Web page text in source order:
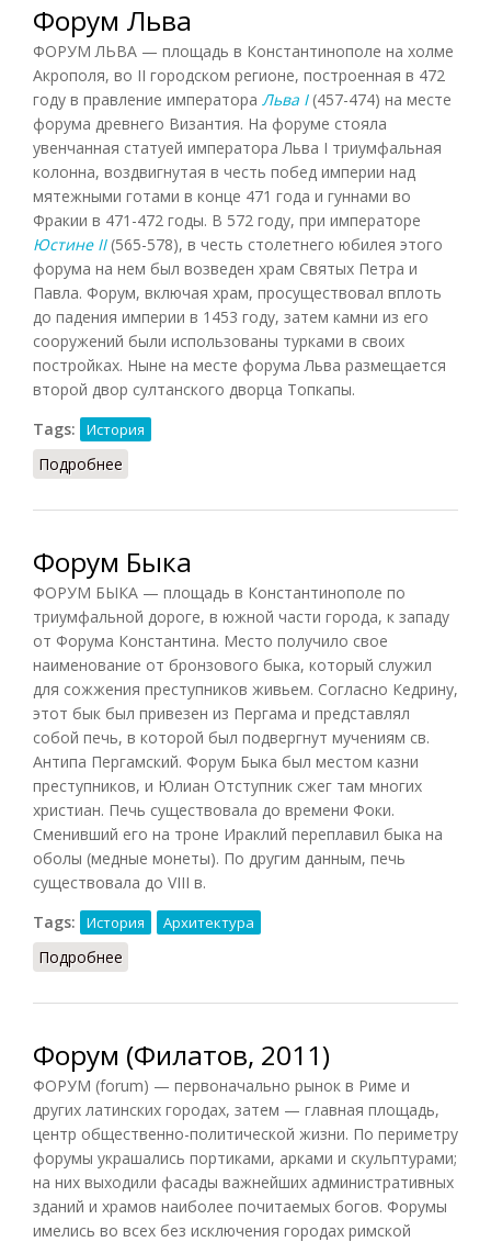
Форум Льва
ФОРУМ ЛЬВА — площадь в Константинополе на холме
Акрополя, во II городском регионе, построенная в 472
году в правление императора Льва I(457-474) на месте
форума древнего Византия. На форуме стояла
увенчанная статуей императора Льва I триумфальная
колонна, воздвигнутая в честь побед империи над
мятежными готами в конце 471 года и гуннами во
Фракии в 471-472 годы. В 572 году, при императоре
Юстине II(565-578), в честь столетнего юбилея этого
форума на нем был возведен храм Святых Петра и
Павла. Форум, включая храм, просуществовал вплоть
до падения империи в 1453 году, затем камни из его
сооружений были использованы турками в своих
постройках. Ныне на месте форума Льва размещается
второй двор султанского дворца Топкапы.
Tags:
История
Подробнее
Форум Быка
ФОРУМ БЫКА — площадь в Константинополе по
триумфальной дороге, в южной части города, к западу
от Форума Константина. Место получило свое
наименование от бронзового быка, который служил
для сожжения преступников живьем. Согласно Кедрину,
этот бык был привезен из Пергама и представлял
собой печь, в которой был подвергнут мучениям св.
Антипа Пергамский. Форум Быка был местом казни
преступников, и Юлиан Отступник сжег там многих
христиан. Печь существовала до времени Фоки.
Сменивший его на троне Ираклий переплавил быка на
оболы (медные монеты). По другим данным, печь
существовала до VIII в.
Tags:
История Архитектура
Подробнее
Форум (Филатов, 2011)
ФОРУМ (forum) — первоначально рынок в Риме и
других латинских городах, затем — главная площадь,
центр общественно-политической жизни. По периметру
форумы украшались портиками, арками и скульптурами;
на них выходили фасады важнейших административных
зданий и храмов наиболее почитаемых богов. Форумы
имелись во всех без исключения городах римской